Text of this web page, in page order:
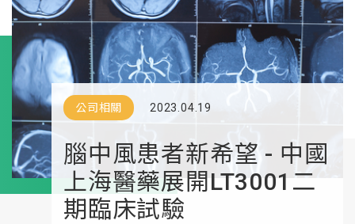
公司相關 2023.04.19
腦中風患者新希望 - 中國
上海醫藥展開LT3001二
期臨床試驗